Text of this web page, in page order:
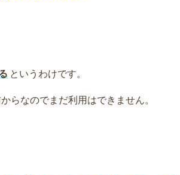
というわけです。
らなのでまだ利用はできません。